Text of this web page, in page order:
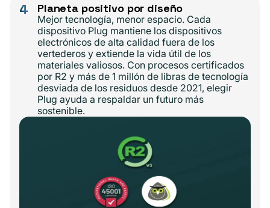
4 Planeta positivo por diseño
Mejor tecnología, menor espacio. Cada
dispositivo Plug mantiene los dispositivos
electrónicos de alta calidad fuera de los
vertederos y extiende la vida útil de los
materiales valiosos. Con procesos certificados
por R2 y más de 1 millón de libras de tecnología
desviada de los residuos desde 2021, elegir
Plug ayuda a respaldar un futuro más
sostenible.